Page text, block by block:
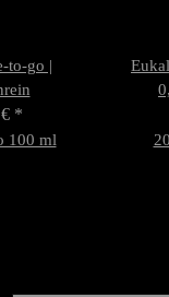
to-go |
*
100 ml